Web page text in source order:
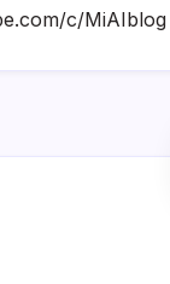
c/MiAIblog